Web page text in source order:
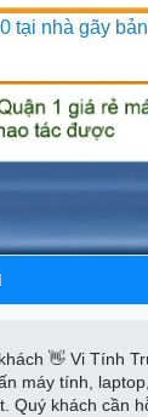
tại nhà gãy
👋 Vi Tính
máy tính,
Quý khách cần